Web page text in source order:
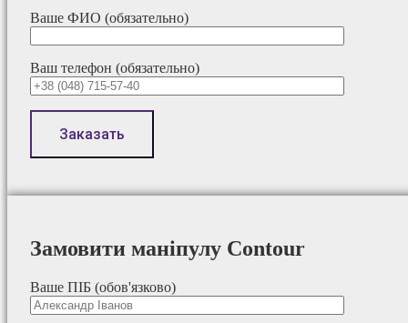
Ваше ФИО (обязательно)
Ваш телефон (обязательно)
Замовити маніпулу Contour
Ваше ПІБ (обов'язково)